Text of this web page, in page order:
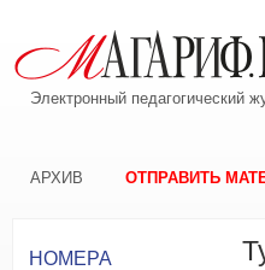
Электронный педагогический
АРХИВ ОТПРАВИТЬ
НОМЕРА